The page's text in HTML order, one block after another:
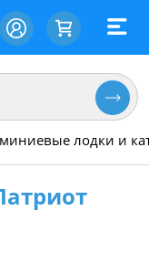
лодки и